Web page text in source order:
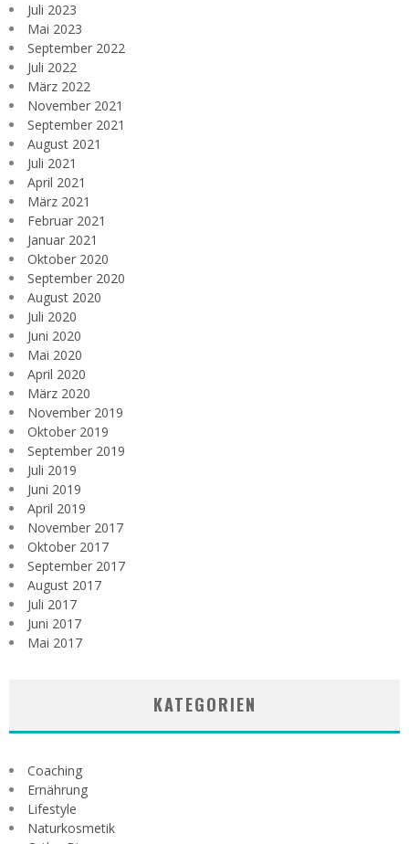
Juli 2023
Mai 2023
September 2022
Juli 2022
März 2022
November 2021
September 2021
August 2021
Juli 2021
April 2021
März 2021
Februar 2021
Januar 2021
Oktober 2020
September 2020
August 2020
Juli 2020
Juni 2020
Mai 2020
April 2020
März 2020
November 2019
Oktober 2019
September 2019
Juli 2019
Juni 2019
April 2019
November 2017
Oktober 2017
September 2017
August 2017
Juli 2017
Juni 2017
Mai 2017
KATEGORIEN
Coaching
Ernährung
Lifestyle
Naturkosmetik